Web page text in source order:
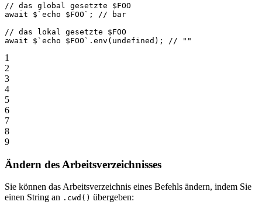
// das global gesetzte $FOO
await $ `echo $FOO` ;
// bar
// das lokal gesetzte $FOO
await $ `echo $FOO` . env ( undefined ); // ""
1
2
3
4
5
6
7
8
9
Ändern des Arbeitsverzeichnisses
Sie können das Arbeitsverzeichnis eines Befehls ändern, indem Sie
einen String an .cwd() übergeben: